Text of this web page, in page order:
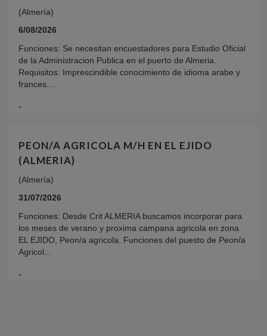
(Almería)
6/08/2026
Funciones: Se necesitan encuestadores para Estudio Oficial
de la Administracion Publica en el puerto de Almeria.
Requisitos: Imprescindible conocimiento de idioma arabe y
frances....
PEON/A AGRICOLA M/H EN EL EJIDO
(ALMERIA)
(Almería)
31/07/2026
Funciones: Desde Crit ALMERIA buscamos incorporar para
los meses de verano y proxima campana agricola en zona
EL EJIDO, Peon/a agricola. Funciones del puesto de Peon/a
Agricol...